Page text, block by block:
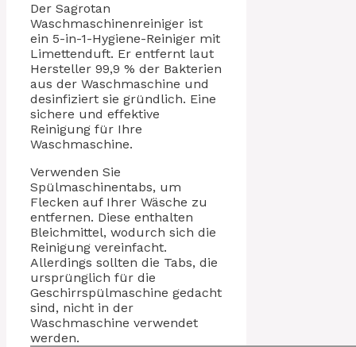
Der Sagrotan
Waschmaschinenreiniger ist
ein 5-in-1-Hygiene-Reiniger mit
Limettenduft. Er entfernt laut
Hersteller 99,9 % der Bakterien
aus der Waschmaschine und
desinfiziert sie gründlich. Eine
sichere und effektive
Reinigung für Ihre
Waschmaschine.
Verwenden Sie
Spülmaschinentabs, um
Flecken auf Ihrer Wäsche zu
entfernen. Diese enthalten
Bleichmittel, wodurch sich die
Reinigung vereinfacht.
Allerdings sollten die Tabs, die
ursprünglich für die
Geschirrspülmaschine gedacht
sind, nicht in der
Waschmaschine verwendet
werden.